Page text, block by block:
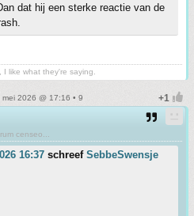
dat hij een sterke reactie van de
like what they're saying.
mei 2026 @ 17:16 • 9
censeo...
16:37 schreef SebbeSwensje